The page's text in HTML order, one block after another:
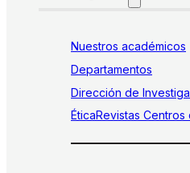
Nuestros académicos
Departamentos
Dirección de
ÉticaRevistas Centros